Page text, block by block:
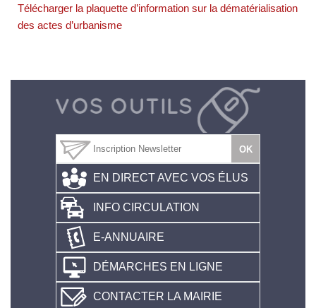
Télécharger la plaquette d’information sur la dématérialisation
des actes d’urbanisme
EN DIRECT AVEC VOS ÉLUS
INFO CIRCULATION
E-ANNUAIRE
DÉMARCHES EN LIGNE
CONTACTER LA MAIRIE